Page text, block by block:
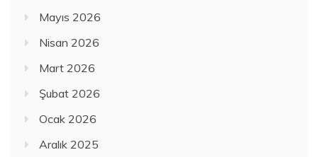
Mayıs 2026
Nisan 2026
Mart 2026
Şubat 2026
Ocak 2026
Aralık 2025